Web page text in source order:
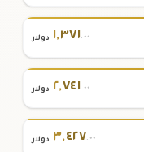
١,٣٧١.٠٠ دولار
٢,٧٤١.٠٠ دولار
٣,٤٢٧.٠٠ دولار